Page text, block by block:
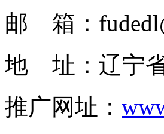
邮 箱：
地 址：辽宁
推广网址：